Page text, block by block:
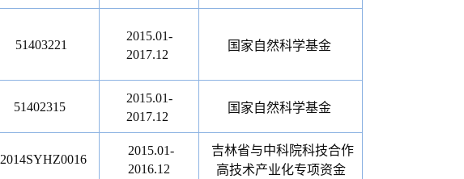
51403221
2015.01-
2017.12
国家自然科学基金
51402315
2015.01-
2017.12
国家自然科学基金
2014SYHZ0016
2015.01-
2016.12
吉林省与中科院科技合作
高技术产业化专项资金